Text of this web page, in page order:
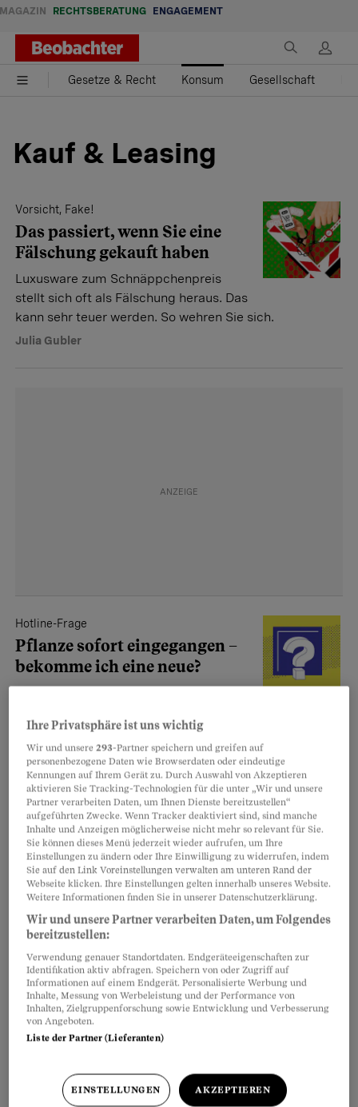
MAGAZIN RECHTSBERATUNG ENGAGEMENT
Gesetze & Recht Konsum Gesellschaft
Kauf & Leasing
Vorsicht, Fake!
Das passiert, wenn Sie eine
Fälschung gekauft haben
Luxusware zum Schnäppchenpreis
stellt sich oft als Fälschung heraus. Das
kann sehr teuer werden. So wehren Sie sich.
Julia Gubler
Hotline-Frage
Pflanze sofort eingegangen –
bekomme ich eine neue?
eingegangen, obwohl ich sie richtig gepflegt habe.
Kann ich Ersatz fordern?
Fabienne Stich
Beobachter löst den Fall
Obligo-Rechnung erfolgreich
ignoriert
Ein Leser bekommt falsche
Rechnungen von Obligo. Ein einfacher
Rat vom Beobachter-Beratungszentrum hilft, die
Forderungen zu stoppen.
Nicole Müller
Schluss mit der Zettelwirtschaft
wegschmeissen können
Der Kassenbon ist mehr als ein Stück
Ihre Privatsphäre ist uns wichtig
Wir und unsere293-Partner speichern und greifen auf
personenbezogene Daten wie Browserdaten oder eindeutige
Kennungen auf Ihrem Gerät zu. Durch Auswahl von Akzeptieren
aktivieren Sie Tracking-Technologien für die unter „Wir und unsere
Partner verarbeiten Daten, um Ihnen Dienste bereitzustellen“
aufgeführten Zwecke. Wenn Tracker deaktiviert sind, sind manche
Inhalte und Anzeigen möglicherweise nicht mehr so relevant für Sie.
Sie können dieses Menü jederzeit wieder aufrufen, um Ihre
Einstellungen zu ändern oder Ihre Einwilligung zu widerrufen, indem
Sie auf den Link Voreinstellungen verwalten am unteren Rand der
Webseite klicken. Ihre Einstellungen gelten innerhalb unseres Website.
Weitere Informationen finden Sie in unserer Datenschutzerklärung.
Wir und unsere Partner verarbeiten Daten, um Folgendes
bereitzustellen:
Verwendung genauer Standortdaten. Endgeräteeigenschaften zur
Identifikation aktiv abfragen. Speichern von oder Zugriff auf
Informationen auf einem Endgerät. Personalisierte Werbung und
Inhalte, Messung von Werbeleistung und der Performance von
Inhalten, Zielgruppenforschung sowie Entwicklung und Verbesserung
von Angeboten.
Liste der Partner (Lieferanten)
EINSTELLUNGEN AKZEPTIEREN